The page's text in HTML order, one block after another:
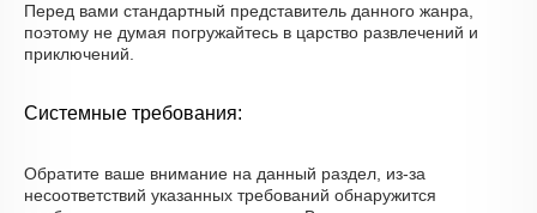
Перед вами стандартный представитель данного жанра,
поэтому не думая погружайтесь в царство развлечений и
приключений.
Системные требования:
Обратите ваше внимание на данный раздел, из-за
несоответствий указанных требований обнаружится